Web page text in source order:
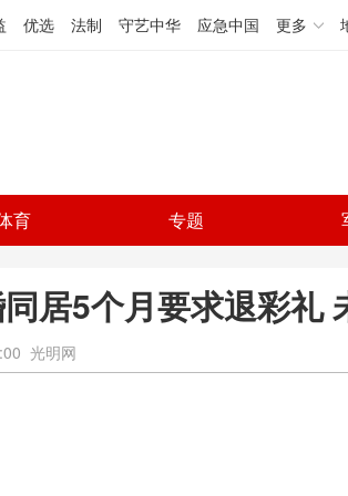
优选 法制 守艺中华 应急中国 更多
育 专题
居5个月要求退彩礼
光明网